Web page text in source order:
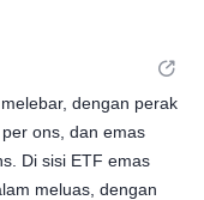
dengan perak
ons, dan emas
Di sisi ETF emas
meluas, dengan